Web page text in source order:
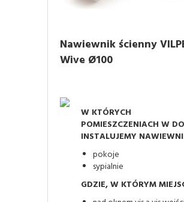
Nawiewnik ścienny
Wive Ø100
W KTÓRYCH
POMIESZCZENIACH W
INSTALUJEMY
pokoje
sypialnie
GDZIE, W KTÓRYM